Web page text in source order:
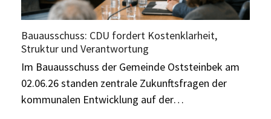
Bauausschuss: CDU fordert Kostenklarheit,
Struktur und Verantwortung
Im Bauausschuss der Gemeinde Oststeinbek am
02.06.26 standen zentrale Zukunftsfragen der
kommunalen Entwicklung auf der…